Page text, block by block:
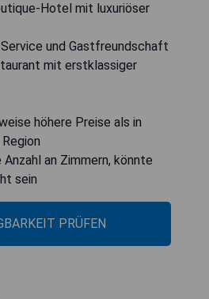
Hotel mit luxuriöser
und Gastfreundschaft
mit erstklassiger
höhere Preise als in
an Zimmern, könnte
sein
PRÜFEN